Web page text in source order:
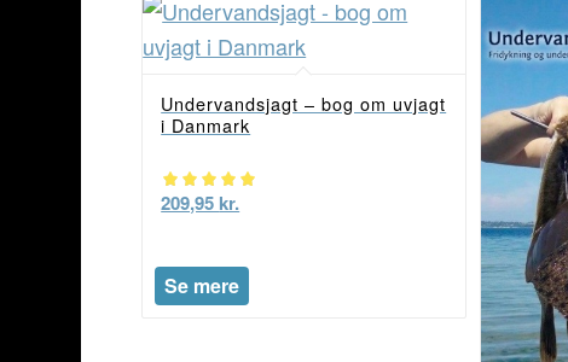
Undervandsjagt – bog om uvjagt
i Danmark
Vurderet
ud af 5
209,95 kr.
Se mere